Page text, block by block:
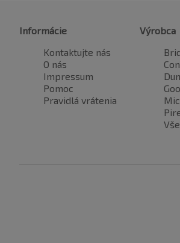
Informácie
Kontaktujte nás
O nás
Impressum
Pomoc
Pravidlá vrátenia
Výrobca